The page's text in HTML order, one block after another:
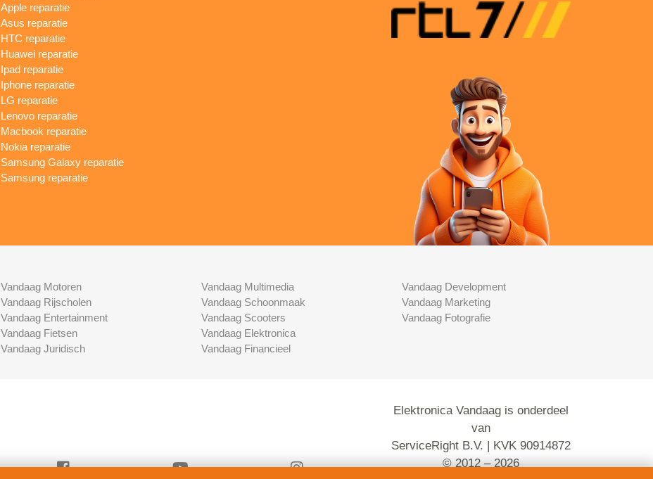
Apple reparatie
Asus reparatie
HTC reparatie
Huawei reparatie
Ipad reparatie
Iphone reparatie
LG reparatie
Lenovo reparatie
Macbook reparatie
Nokia reparatie
Samsung Galaxy reparatie
Samsung reparatie
Vandaag Motoren
Vandaag Rijscholen
Vandaag Entertainment
Vandaag Fietsen
Vandaag Juridisch
Vandaag Multimedia
Vandaag Schoonmaak
Vandaag Scooters
Vandaag Elektronica
Vandaag Financieel
Vandaag Development
Vandaag Marketing
Vandaag Fotografie
Elektronica Vandaag is onderdeel
van
ServiceRight B.V. | KVK 90914872
© 2012 – 2026